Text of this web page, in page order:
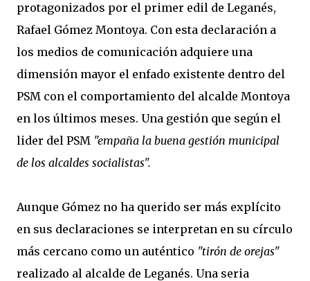
protagonizados por el primer edil de Leganés,
Rafael Gómez Montoya. Con esta declaración a
los medios de comunicación adquiere una
dimensión mayor el enfado existente dentro del
PSM con el comportamiento del alcalde Montoya
en los últimos meses. Una gestión que según el
lider del PSM "empaña la buena gestión municipal
de los alcaldes socialistas".
Aunque Gómez no ha querido ser más explícito
en sus declaraciones se interpretan en su círculo
más cercano como un auténtico "tirón de orejas"
realizado al alcalde de Leganés. Una seria